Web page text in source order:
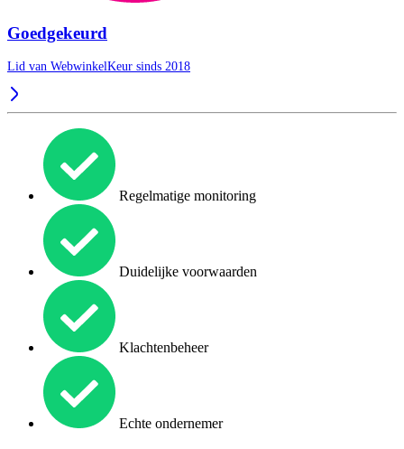
Goedgekeurd
Lid van WebwinkelKeur sinds 2018
Regelmatige monitoring
Duidelijke voorwaarden
Klachtenbeheer
Echte ondernemer